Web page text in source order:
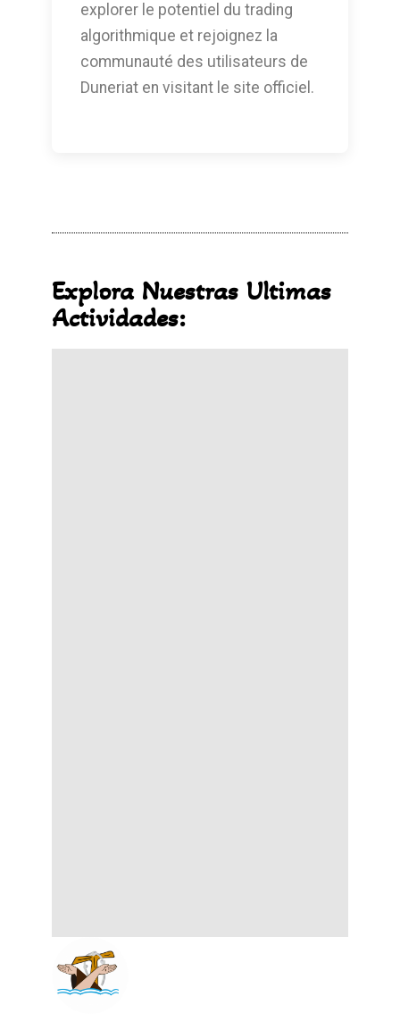
explorer le potentiel du trading
algorithmique et rejoignez la
communauté des utilisateurs de
Duneriat en visitant le site officiel.
Explora Nuestras Ultimas
Actividades: